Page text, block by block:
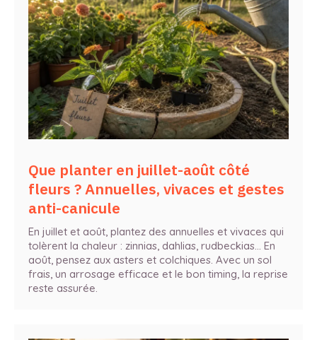
Que planter en juillet-août côté
fleurs ? Annuelles, vivaces et gestes
anti-canicule
En juillet et août, plantez des annuelles et vivaces qui
tolèrent la chaleur : zinnias, dahlias, rudbeckias… En
août, pensez aux asters et colchiques. Avec un sol
frais, un arrosage efficace et le bon timing, la reprise
reste assurée.